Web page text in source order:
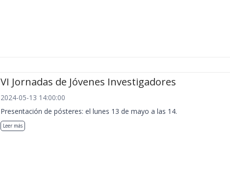
VI Jornadas de Jóvenes Investigadores
2024-05-13 14:00:00
Presentación de pósteres: el lunes 13 de mayo a las 14.
Leer más